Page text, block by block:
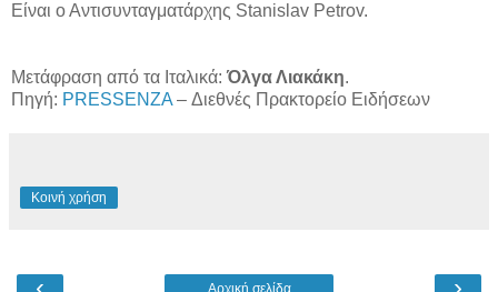
Είναι ο Αντισυνταγματάρχης Stanislav Petrov.
Μετάφραση από τα Ιταλικά:Όλγα Λιακάκη.
Πηγή: PRESSENZA – Διεθνές Πρακτορείο Ειδήσεων
Κοινή χρήση